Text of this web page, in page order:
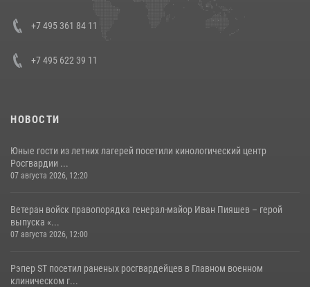
+7 495 361 84 11
+7 495 622 39 11
НОВОСТИ
Юные гости из летних лагерей посетили кинологический центр
Росгвардии ...
07 августа 2026, 12:20
Ветеран войск правопорядка генерал-майор Иван Пияшев – герой
выпуска «...
07 августа 2026, 12:00
Рэпер ST посетил раненых росгвардейцев в Главном военном
клиническом г...